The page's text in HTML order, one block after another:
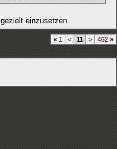
einzusetzen.
« 1 < 11 > 462 »